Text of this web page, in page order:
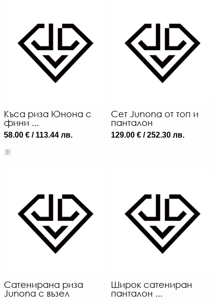
Къса риза Юнона с
фини ...
58.00 € / 113.44 лв.
Сет Junona от топ и
панталон
129.00 € / 252.30 лв.
Сатенирана риза
Junona с възел
Широк сатениран
панталон ...